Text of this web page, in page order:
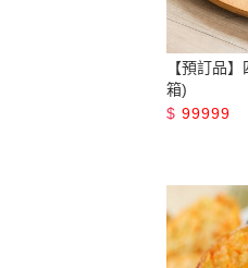
【預訂品
箱)
$ 99999